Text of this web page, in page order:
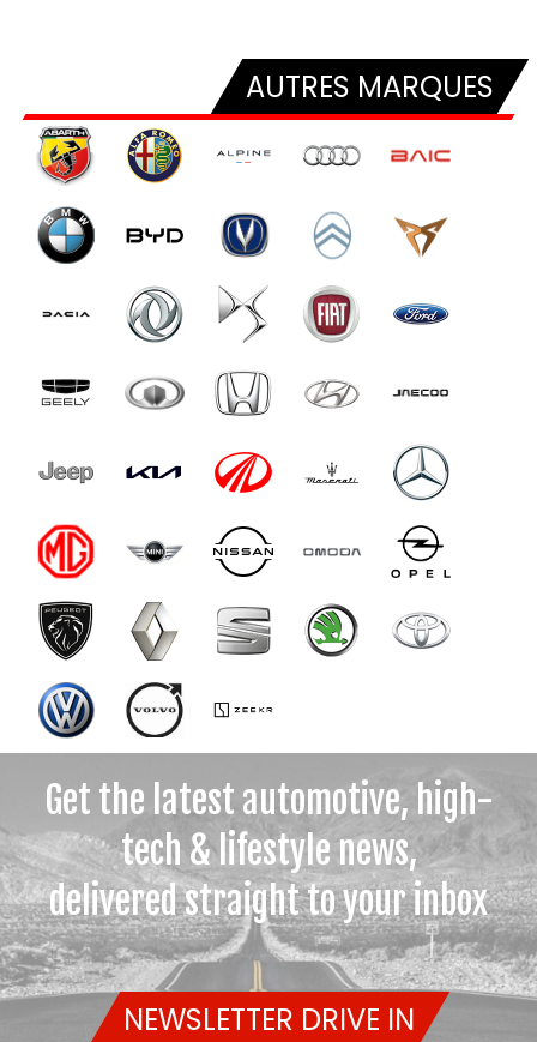
AUTRES MARQUES
Get the latest automotive, high-
tech & lifestyle news,
delivered straight to your inbox
NEWSLETTER DRIVE IN